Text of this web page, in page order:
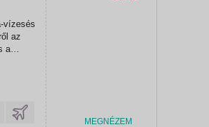
vízesés
a
MEGNÉZEM